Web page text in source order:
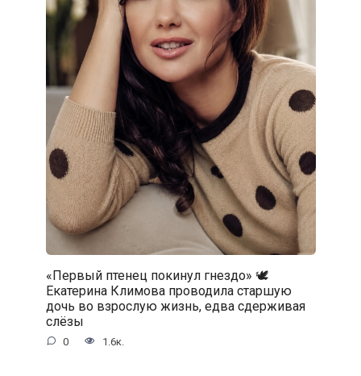
«Первый птенец покинул гнездо» 🕊️
Екатерина Климова проводила старшую
дочь во взрослую жизнь, едва сдерживая
слёзы
0 1.6к.